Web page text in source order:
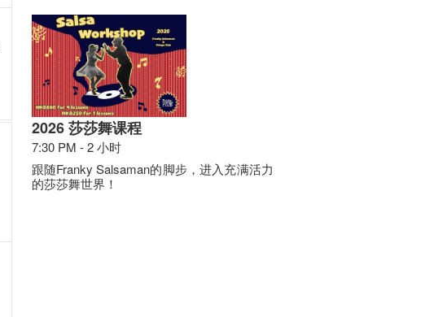
2026 莎莎舞课程
7:30 PM - 2 小时
跟随Franky Salsaman的脚步，进入充满活力
的莎莎舞世界！